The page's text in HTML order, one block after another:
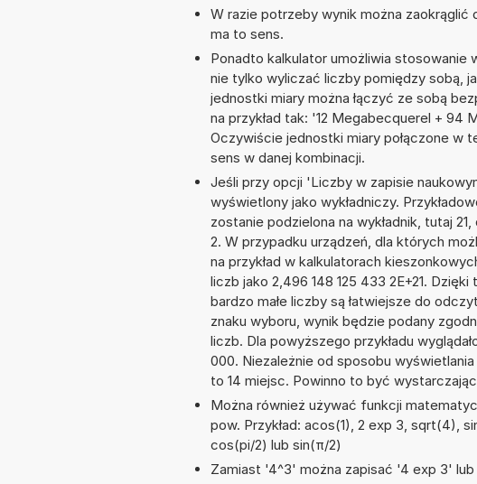
W razie potrzeby wynik można
ma to sens.
Ponadto kalkulator umożliwia
nie tylko wyliczać liczby pomiędzy sobą,
jednostki miary można łączyć ze sobą
na przykład tak: '12 Megabecquerel +
Oczywiście jednostki miary połączone w
sens w danej kombinacji.
Jeśli przy opcji 'Liczby w zapisie
wyświetlony jako wykładniczy.
zostanie podzielona na wykładnik, tutaj
2. W przypadku urządzeń, dla których
na przykład w kalkulatorach
liczb jako 2,496 148 125 433 2E+21.
bardzo małe liczby są łatwiejsze do
znaku wyboru, wynik będzie podany
liczb. Dla powyższego przykładu
000. Niezależnie od sposobu
to 14 miejsc. Powinno to być
Można również używać funkcji
pow. Przykład: acos(1), 2 exp 3, sqrt(4),
cos(pi/2) lub sin(π/2)
Zamiast '4^3' można zapisać '4 exp 3'